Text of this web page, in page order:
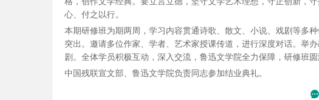
心、付之以行。
本期研修班为期两周，学习内容贯通诗歌、散文、小说、戏剧等多
突出。邀请多位作家、学者、艺术家授课传道，进行深度对话。举
剧。全体学员积极互动，深入交流，鲁迅文学院全力保障，研修班圆
中国残联宣文部、鲁迅文学院负责同志参加结业典礼。
